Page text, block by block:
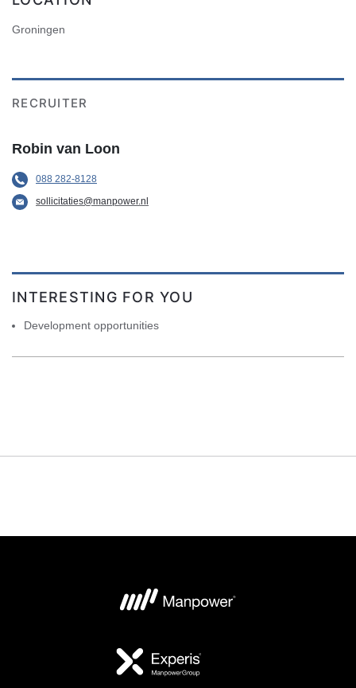
Groningen
RECRUITER
Robin van Loon
088 282-8128
sollicitaties@manpower.nl
INTERESTING FOR YOU
Development opportunities